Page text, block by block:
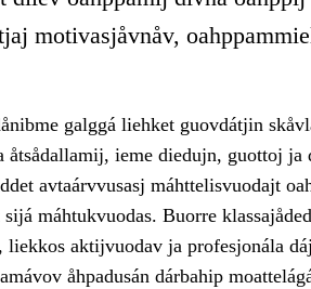
motivasjåvnåv,
galggá liehket guovdátjin
åtsådallamij, ieme diedujn, guottoj ja
avtaárvvusasj máhttelisvuodajt
máhtukvuodas. Buorre
liekkos aktijvuodav ja profesjonála
åhpadusán dárbahip